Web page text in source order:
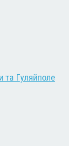
та Гуляйполе